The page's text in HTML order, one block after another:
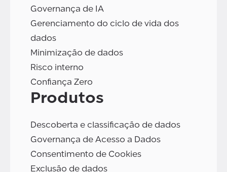
Governança de IA
Gerenciamento do ciclo de vida dos
dados
Minimização de dados
Risco interno
Confiança Zero
Produtos
Descoberta e classificação de dados
Governança de Acesso a Dados
Consentimento de Cookies
Exclusão de dados